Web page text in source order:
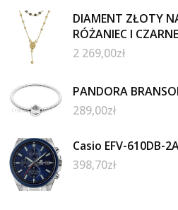
DIAMENT ZŁOTY
RÓŻANIEC I
2 269,00zł
PANDORA
289,00zł
Casio EFV-610DB-
398,70zł